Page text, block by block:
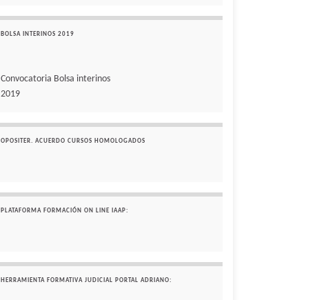
BOLSA INTERINOS 2019
Convocatoria Bolsa interinos
2019
OPOSITER. ACUERDO CURSOS HOMOLOGADOS
PLATAFORMA FORMACIÓN ON LINE IAAP:
HERRAMIENTA FORMATIVA JUDICIAL PORTAL ADRIANO: